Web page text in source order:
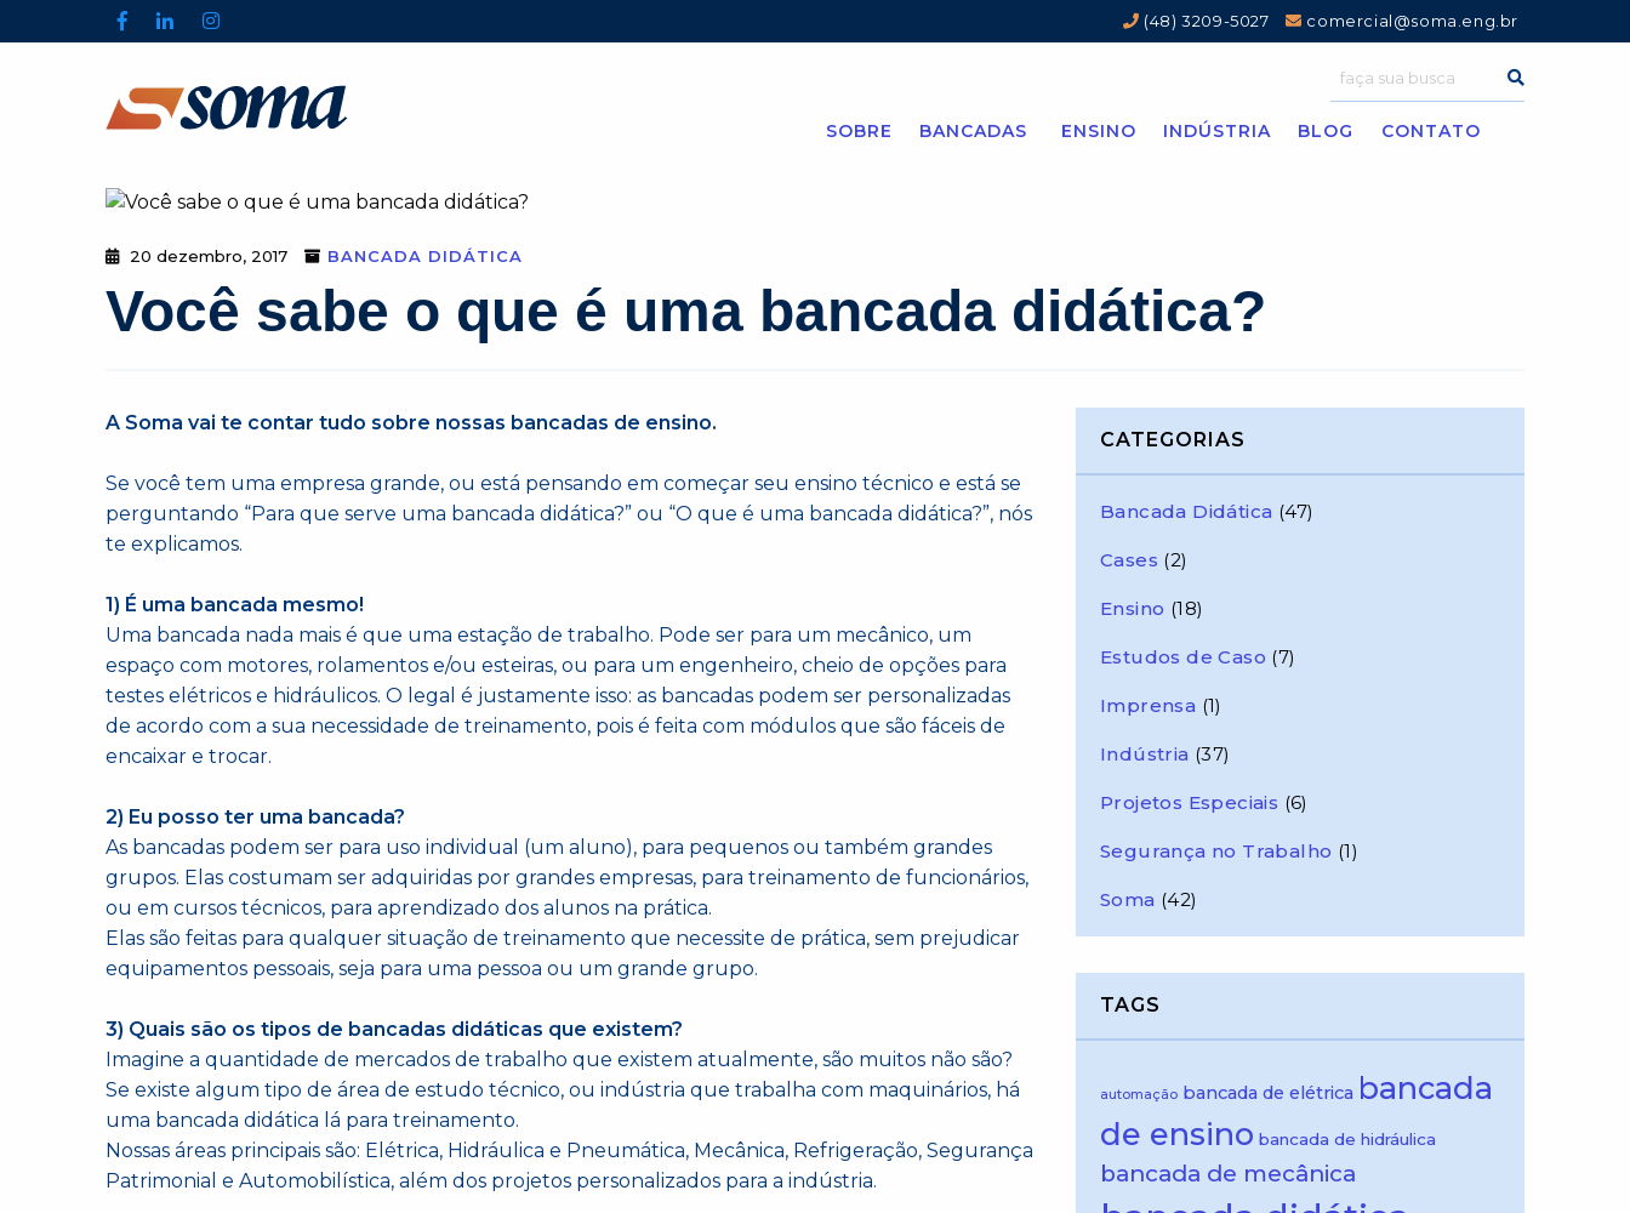
(48) 3209-5027 comercial@soma.eng.br
SOBRE BANCADAS ENSINO INDÚSTRIA BLOG CONTATO
20 dezembro, 2017 BANCADA DIDÁTICA
Você sabe o que é uma bancada didática?
A Soma vai te contar tudo sobre nossas bancadas de ensino.
Se você tem uma empresa grande, ou está pensando em começar seu ensino técnico e está se
perguntando “Para que serve uma bancada didática?” ou “O que é uma bancada didática?”, nós
te explicamos.
1) É uma bancada mesmo!
Uma bancada nada mais é que uma estação de trabalho. Pode ser para um mecânico, um
espaço com motores, rolamentos e/ou esteiras, ou para um engenheiro, cheio de opções para
testes elétricos e hidráulicos. O legal é justamente isso: as bancadas podem ser personalizadas
de acordo com a sua necessidade de treinamento, pois é feita com módulos que são fáceis de
encaixar e trocar.
2) Eu posso ter uma bancada?
As bancadas podem ser para uso individual (um aluno), para pequenos ou também grandes
grupos. Elas costumam ser adquiridas por grandes empresas, para treinamento de funcionários,
ou em cursos técnicos, para aprendizado dos alunos na prática.
Elas são feitas para qualquer situação de treinamento que necessite de prática, sem prejudicar
equipamentos pessoais, seja para uma pessoa ou um grande grupo.
3) Quais são os tipos de bancadas didáticas que existem?
Imagine a quantidade de mercados de trabalho que existem atualmente, são muitos não são?
Se existe algum tipo de área de estudo técnico, ou indústria que trabalha com maquinários, há
uma bancada didática lá para treinamento.
Nossas áreas principais são: Elétrica, Hidráulica e Pneumática, Mecânica, Refrigeração, Segurança
Patrimonial e Automobilística, além dos projetos personalizados para a indústria.
CATEGORIAS
Bancada Didática (47)
Cases (2)
Ensino (18)
Estudos de Caso (7)
Imprensa (1)
Indústria (37)
Projetos Especiais (6)
Segurança no Trabalho (1)
Soma (42)
TAGS
automação bancada de elétrica bancada
de ensino bancada de hidráulica
bancada de mecânica